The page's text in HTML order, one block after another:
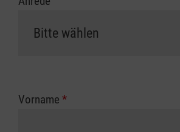
Vorname *